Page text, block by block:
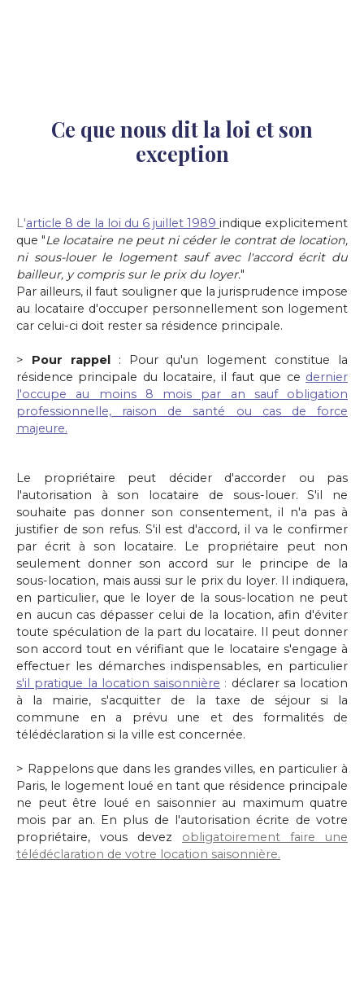
Ce que nous dit la loi et son
exception
L'article 8 de la loi du 6 juillet 1989 indique explicitement
que "Le locataire ne peut ni céder le contrat de location,
ni sous-louer le logement sauf avec l'accord écrit du
bailleur, y compris sur le prix du loyer."
Par ailleurs, il faut souligner que la jurisprudence impose
au locataire d'occuper personnellement son logement
car celui-ci doit rester sa résidence principale.
> Pour rappel: Pour qu'un logement constitue la
résidence principale du locataire, il faut que ce dernier
l'occupe au moins 8 mois par an sauf obligation
professionnelle, raison de santé ou cas de force
majeure.
Le propriétaire peut décider d'accorder ou pas
l'autorisation à son locataire de sous-louer. S'il ne
souhaite pas donner son consentement, il n'a pas à
justifier de son refus. S'il est d'accord, il va le confirmer
par écrit à son locataire. Le propriétaire peut non
seulement donner son accord sur le principe de la
sous-location, mais aussi sur le prix du loyer. Il indiquera,
en particulier, que le loyer de la sous-location ne peut
en aucun cas dépasser celui de la location, afin d'éviter
toute spéculation de la part du locataire. Il peut donner
son accord tout en vérifiant que le locataire s'engage à
effectuer les démarches indispensables, en particulier
s'il pratique la location saisonnière : déclarer sa location
à la mairie, s'acquitter de la taxe de séjour si la
commune en a prévu une et des formalités de
télédéclaration si la ville est concernée.
> Rappelons que dans les grandes villes, en particulier à
Paris, le logement loué en tant que résidence principale
ne peut être loué en saisonnier au maximum quatre
mois par an. En plus de l'autorisation écrite de votre
propriétaire, vous devez obligatoirement faire une
télédéclaration de votre location saisonnière.